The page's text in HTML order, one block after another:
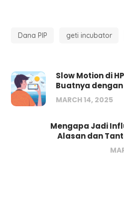
Dana PIP geti incubator
Slow Motion di
Buatnya
MARCH 14, 2025
Mengapa Jadi
Alasan dan